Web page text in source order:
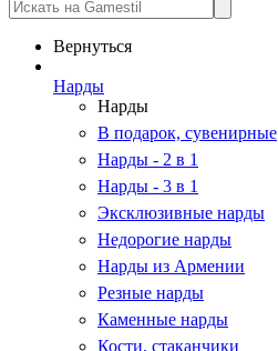
Вернуться
Нарды
Нарды
В подарок, сувенирные
Нарды - 2 в 1
Нарды - 3 в 1
Эксклюзивные нарды
Недорогие нарды
Нарды из Армении
Резные нарды
Каменные нарды
Кости, стаканчики